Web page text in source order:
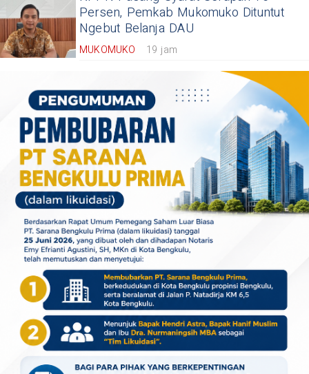
Persen, Pemkab Mukomuko Dituntut
Ngebut Belanja DAU
MUKOMUKO 19 jam